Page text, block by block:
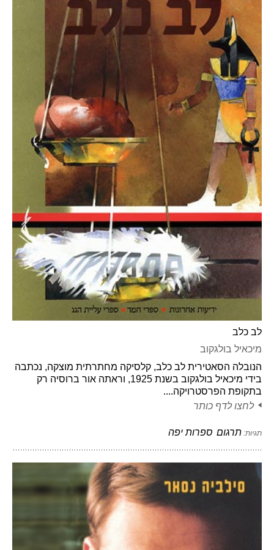
לב כלב
מיכאיל בולגקוב
הנובלה הסאטירית לב כלב, קלסיקה מחתרתית מוצקה, נכתבה
בידי מיכאיל בולגקוב בשנת 1925, וראתה אור ברוסיה רק
בתקופת הפרסטרויקה....
לחצו לדף כותר
תגיות: תרגום ספרות יפה